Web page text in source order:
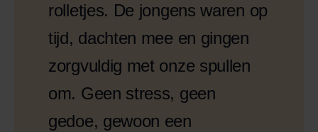
rolletjes. De jongens waren op
tijd, dachten mee en gingen
zorgvuldig met onze spullen
om. Geen stress, geen
gedoe, gewoon een